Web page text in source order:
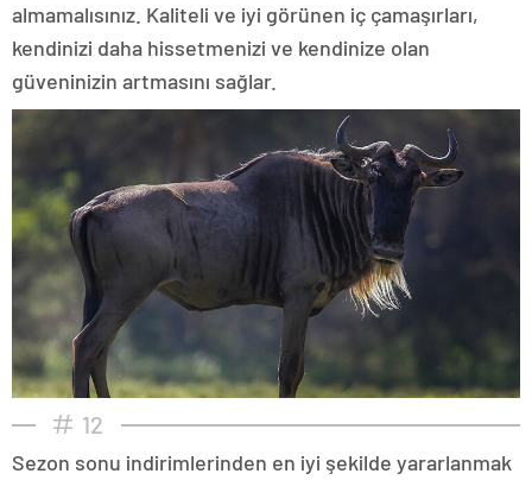
almamalısınız. Kaliteli ve iyi görünen iç çamaşırları,
kendinizi daha hissetmenizi ve kendinize olan
güveninizin artmasını sağlar.
12
Sezon sonu indirimlerinden en iyi şekilde yararlanmak